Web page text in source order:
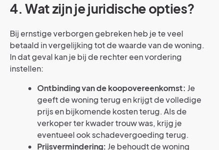
4. Wat zijn je juridische opties?
Bij ernstige verborgen gebreken heb je te veel
betaald in vergelijking tot de waarde van de woning.
In dat geval kan je bij de rechter een vordering
instellen:
Ontbinding van de koopovereenkomst: Je
geeft de woning terug en krijgt de volledige
prijs en bijkomende kosten terug. Als de
verkoper ter kwader trouw was, krijg je
eventueel ook schadevergoeding terug.
Prijsvermindering: Je behoudt de woning